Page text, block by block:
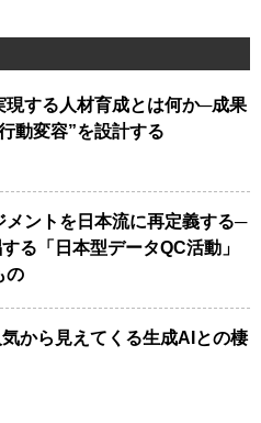
現する人材育成とは何か─成果
動変容”を設計する
メントを日本流に再定義する─
る「日本型データQC活動」
の
気から見えてくる生成AIとの棲